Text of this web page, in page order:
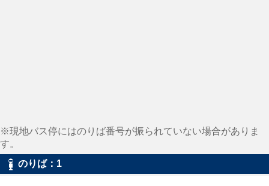
※現地バス停にはのりば番号が振られていない場合がありま
す。
のりば：1